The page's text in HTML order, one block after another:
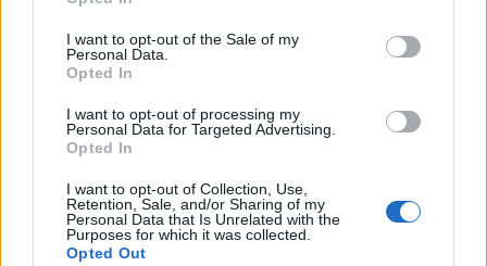
I want to opt-out of the Sale of my
Personal Data.
Opted In
I want to opt-out of processing my
Personal Data for Targeted Advertising.
Opted In
I want to opt-out of Collection, Use,
Retention, Sale, and/or Sharing of my
Personal Data that Is Unrelated with the
Purposes for which it was collected.
Opted Out
Θέσεις εργασίας
Όλες οι Θέσεις Εργασίας
Θέσεις Εργασίας ανά Ειδικότητα